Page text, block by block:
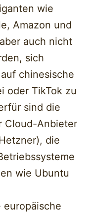
wie
Amazon und
auch nicht
sich
chinesische
oder TikTok zu
sind die
Cloud-Anbieter
die
wie Ubuntu